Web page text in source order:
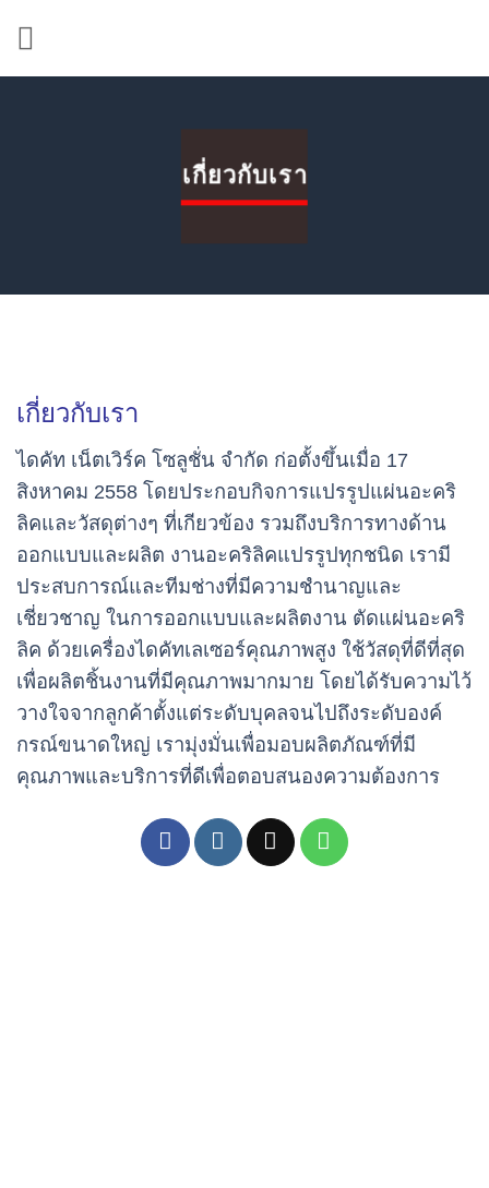
ไป
ยัง
เกี่ยวกับเรา
เกี่ยวกับเรา
ไดคัท เน็ตเวิร์ค โซลูชั่น จำกัด ก่อตั้งขึ้นเมื่อ 17
สิงหาคม 2558 โดยประกอบกิจการแปรรูปแผ่นอะคริ
ลิคและวัสดุต่างๆ ที่เกียวข้อง รวมถึงบริการทางด้าน
ออกแบบและผลิต งานอะคริลิคแปรรูปทุกชนิด เรามี
ประสบการณ์และทีมช่างที่มีความชำนาญและ
เชี่ยวชาญ ในการออกแบบและผลิตงาน ตัดแผ่นอะคริ
ลิค ด้วยเครื่องไดคัทเลเซอร์คุณภาพสูง ใช้วัสดุที่ดีที่สุด
เพื่อผลิตชิ้นงานที่มีคุณภาพมากมาย โดยได้รับความไว้
วางใจจากลูกค้าตั้งแต่ระดับบุคลจนไปถึงระดับองค์
กรณ์ขนาดใหญ่ เรามุ่งมั่นเพื่อมอบผลิตภัณฑ์ที่มี
คุณภาพและบริการที่ดีเพื่อตอบสนองความต้องการ